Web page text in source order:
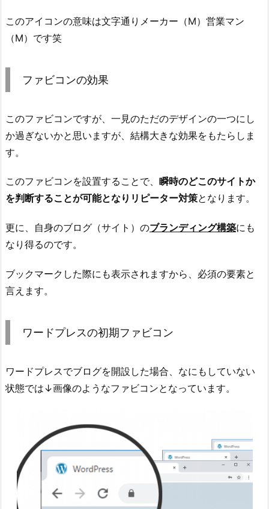
このアイコンの意味は文字通りメーカー（M）営業マン
（M）です笑
ファビコンの効果
このファビコンですが、一見のただのデザインの一つにし
か過ぎないかと思いますが、結構大きな効果をもたらしま
す。
このファビコンを設置することで、 瞬時のどこのサイトか
を判断することが可能となりリピーター対策となります。
更に、自身のブログ（サイト）のブランディング構築にも
なり得るのです。
ブックマークした際にも表示されますから、必須の要素と
言えます。
ワードプレスの初期ファビコン
ワードプレスでブログを開設した場合、なにもしていない
状態では↓画像のようなファビコンとなっています。